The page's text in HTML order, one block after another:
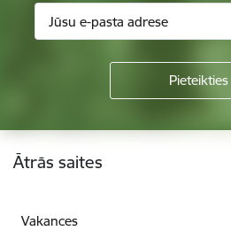
Kājene
Ātrās saites
Vakances